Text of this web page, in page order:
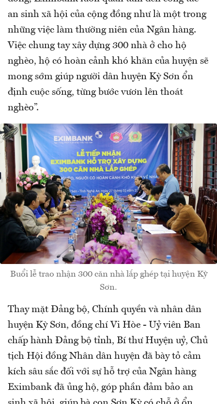
an sinh xã hội của cộng đồng như là một trong
những việc làm thường niên của Ngân hàng.
Việc chung tay xây dựng 300 nhà ở cho hộ
nghèo, hộ có hoàn cảnh khó khăn của huyện sẽ
mong sớm giúp người dân huyện Kỳ Sơn ổn
định cuộc sống, từng bước vươn lên thoát
nghèo”.
Buổi lễ trao nhận 300 căn nhà lắp ghép tại huyện Kỳ
Sơn.
Thay mặt Đảng bộ, Chính quyền và nhân dân
huyện Kỳ Sơn, đồng chí Vi Hòe - Uỷ viên Ban
chấp hành Đảng bộ tỉnh, Bí thư Huyện uỷ, Chủ
tịch Hội đồng Nhân dân huyện đã bày tỏ cảm
kích sâu sắc đối với sự hỗ trợ của Ngân hàng
Eximbank đã ủng hộ, góp phần đảm bảo an